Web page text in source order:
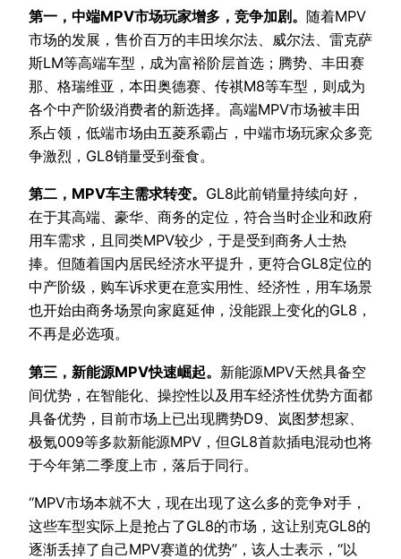
第一，中端MPV市场玩家增多，竞争加剧。 随着MPV
市场的发展，售价百万的丰田埃尔法、威尔法、雷克萨
斯LM等高端车型，成为富裕阶层首选；腾势、丰田赛
那、格瑞维亚，本田奥德赛、传祺M8等车型，则成为
各个中产阶级消费者的新选择。高端MPV市场被丰田
系占领，低端市场由五菱系霸占，中端市场玩家众多竞
争激烈，GL8销量受到蚕食。
第二，MPV车主需求转变。 GL8此前销量持续向好，
在于其高端、豪华、商务的定位，符合当时企业和政府
用车需求，且同类MPV较少，于是受到商务人士热
捧。但随着国内居民经济水平提升，更符合GL8定位的
中产阶级，购车诉求更在意实用性、经济性，用车场景
也开始由商务场景向家庭延伸，没能跟上变化的GL8，
不再是必选项。
第三，新能源MPV快速崛起。 新能源MPV天然具备空
间优势，在智能化、操控性以及用车经济性优势方面都
具备优势，目前市场上已出现腾势D9、岚图梦想家、
极氪009等多款新能源MPV，但GL8首款插电混动也将
于今年第二季度上市，落后于同行。
“MPV市场本就不大，现在出现了这么多的竞争对手，
这些车型实际上是抢占了GL8的市场，这让别克GL8的
逐渐丢掉了自己MPV赛道的优势”，该人士表示，“以